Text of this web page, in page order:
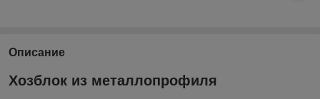
Описание
Хозблок из металлопрофиля